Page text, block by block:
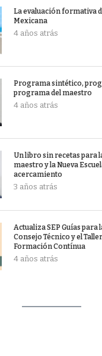
La evaluación formativa
Mexicana
4 años atrás
Programa sintético,
programa del maestro
4 años atrás
Un libro sin recetas para
maestro y la Nueva
acercamiento
3 años atrás
Actualiza SEP Guías para
Consejo Técnico y el
Formación Contínua
4 años atrás